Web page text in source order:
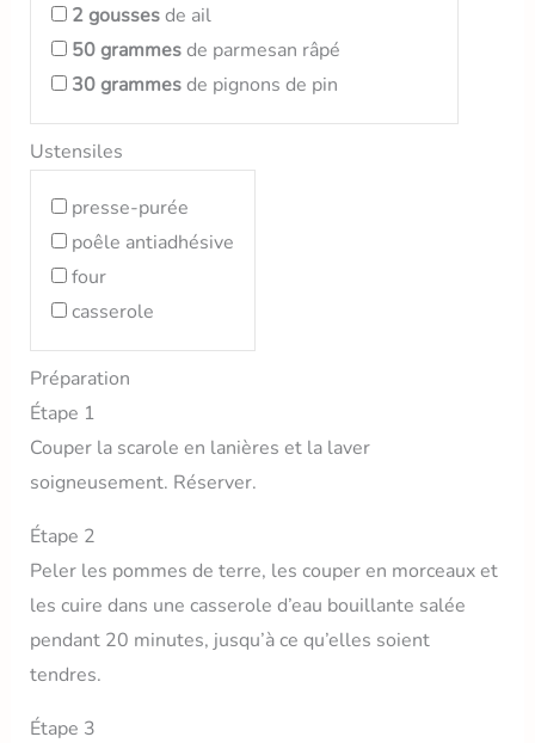
2goussesde ail
50grammesde parmesan râpé
30grammesde pignons de pin
Ustensiles
presse-purée
poêle antiadhésive
four
casserole
Préparation
Étape 1
Couper la scarole en lanières et la laver
soigneusement. Réserver.
Étape 2
Peler les pommes de terre, les couper en morceaux et
les cuire dans une casserole d’eau bouillante salée
pendant 20 minutes, jusqu’à ce qu’elles soient
tendres.
Étape 3